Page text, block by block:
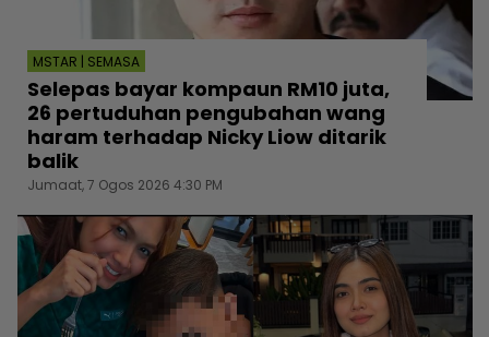
MSTAR | SEMASA
Selepas bayar kompaun RM10 juta,
26 pertuduhan pengubahan wang
haram terhadap Nicky Liow ditarik
balik
Jumaat, 7 Ogos 2026 4:30 PM